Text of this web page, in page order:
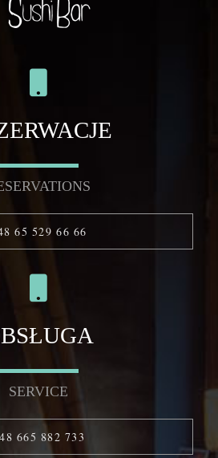
65 529 66 66
SERVICE
665 882 733